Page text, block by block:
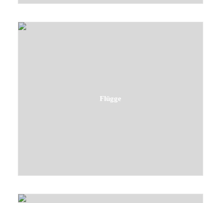
Flügge